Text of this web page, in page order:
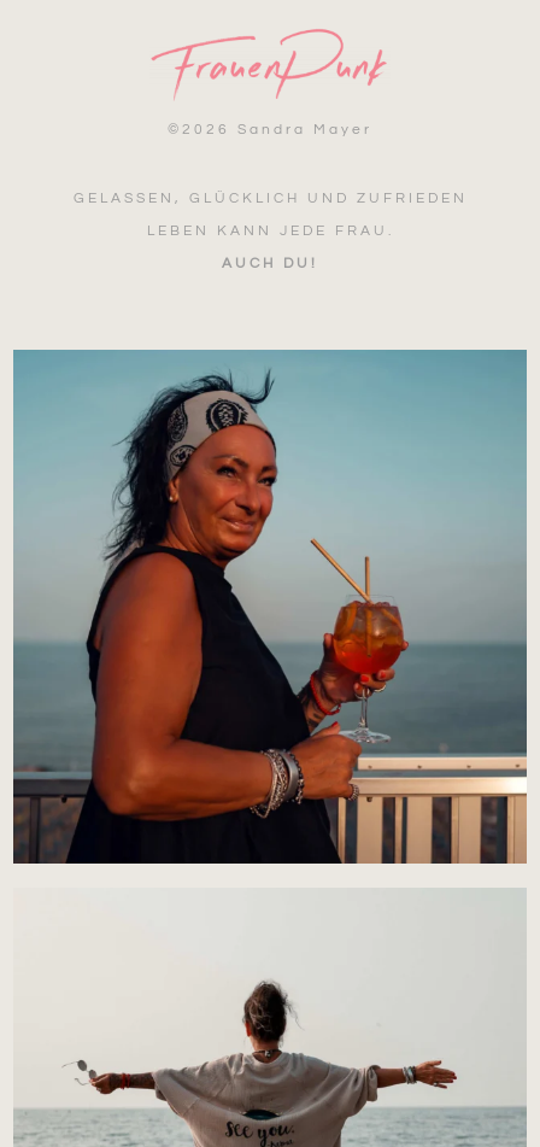
© 2026 Sandra Mayer
GELASSEN, GLÜCKLICH UND ZUFRIEDEN
LEBEN KANN JEDE FRAU.
AUCH DU!